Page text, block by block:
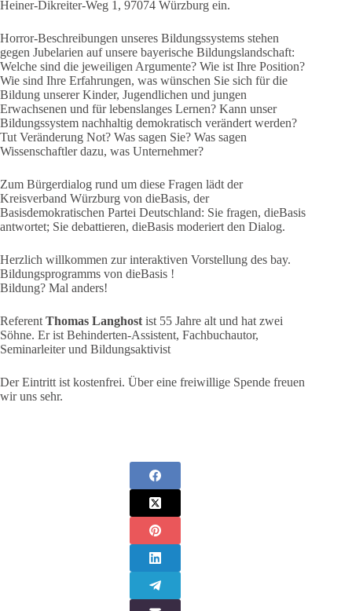
Heiner-Dikreiter-Weg 1, 97074 Würzburg ein.
Horror-Beschreibungen unseres Bildungssystems stehen
gegen Jubelarien auf unsere bayerische Bildungslandschaft:
Welche sind die jeweiligen Argumente? Wie ist Ihre Position?
Wie sind Ihre Erfahrungen, was wünschen Sie sich für die
Bildung unserer Kinder, Jugendlichen und jungen
Erwachsenen und für lebenslanges Lernen? Kann unser
Bildungssystem nachhaltig demokratisch verändert werden?
Tut Veränderung Not? Was sagen Sie? Was sagen
Wissenschaftler dazu, was Unternehmer?
Zum Bürgerdialog rund um diese Fragen lädt der
Kreisverband Würzburg von dieBasis, der
Basisdemokratischen Partei Deutschland: Sie fragen, dieBasis
antwortet; Sie debattieren, dieBasis moderiert den Dialog.
Herzlich willkommen zur interaktiven Vorstellung des bay.
Bildungsprogramms von dieBasis !
Bildung? Mal anders!
Referent Thomas Langhost ist 55 Jahre alt und hat zwei
Söhne. Er ist Behinderten-Assistent, Fachbuchautor,
Seminarleiter und Bildungsaktivist
Der Eintritt ist kostenfrei. Über eine freiwillige Spende freuen
wir uns sehr.